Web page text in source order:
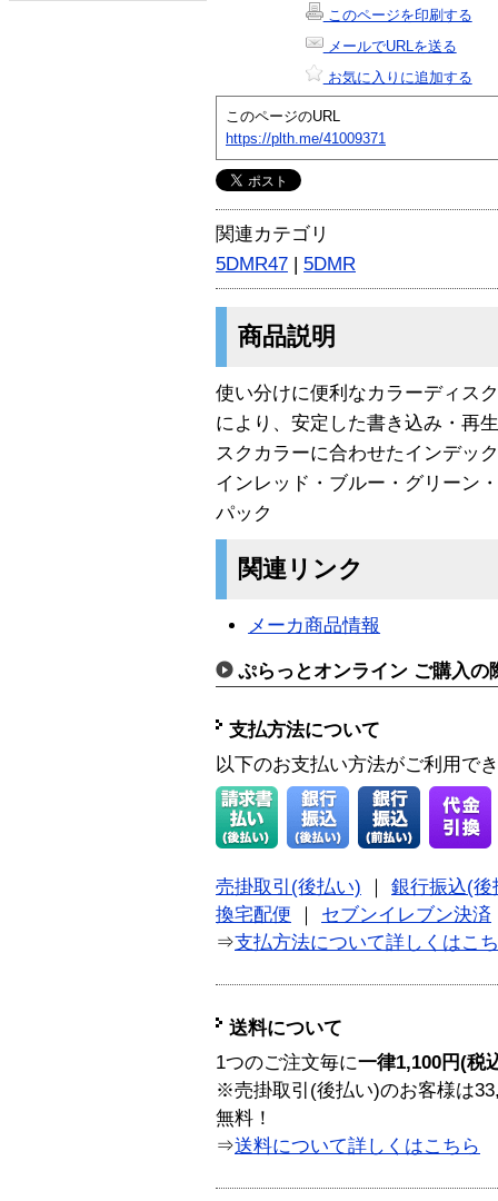
このページを印刷する
メールでURLを送る
お気に入りに追加する
このページのURL
https://plth.me/41009371
関連カテゴリ
5DMR47 | 5DMR
商品説明
使い分けに便利なカラーディス
により、安定した書き込み・再
スクカラーに合わせたインデッ
インレッド・ブルー・グリーン
パック
関連リンク
メーカ商品情報
ぷらっとオンライン ご購入の
支払方法について
以下のお支払い方法がご利用で
売掛取引(後払い)
銀行振込(後
換宅配便
セブンイレブン決済
⇒支払方法について詳しくはこ
送料について
1つのご注文毎に一律1,100円(税
※売掛取引(後払い)のお客様は
無料！
⇒送料について詳しくはこちら